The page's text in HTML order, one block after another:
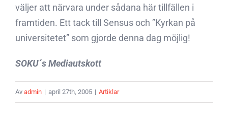
väljer att närvara under sådana här tillfällen i
framtiden. Ett tack till Sensus och ”Kyrkan på
universitetet” som gjorde denna dag möjlig!
SOKU´s Mediautskott
Av admin | april 27th, 2005 | Artiklar